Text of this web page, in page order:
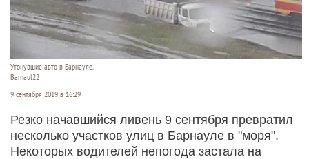
Утонувшие авто в Барнауле.
Barnaul22
9 сентября 2019 в 16:29
Резко начавшийся ливень 9 сентября превратил
несколько участков улиц в Барнауле в "моря".
Некоторых водителей непогода застала на